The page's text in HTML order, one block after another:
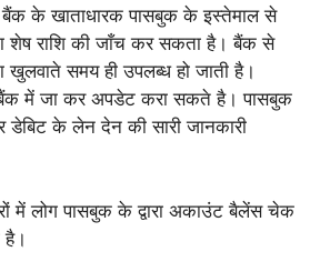
बैंक के खाताधारक पासबुक के इस्तेमाल से
शेष राशि की जाँच कर सकता है। बैंक से
समय ही उपलब्ध हो जाती है।
में जा कर अपडेट करा सकते है। पासबुक
के लेन देन की सारी जानकारी
में लोग पासबुक के द्वारा अकाउंट बैलेंस चेक
है।